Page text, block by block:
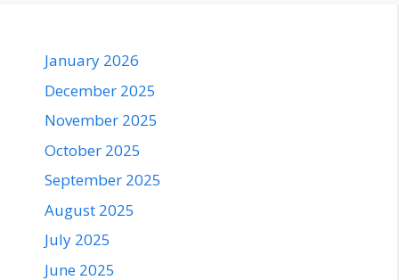
January 2026
December 2025
November 2025
October 2025
September 2025
August 2025
July 2025
June 2025